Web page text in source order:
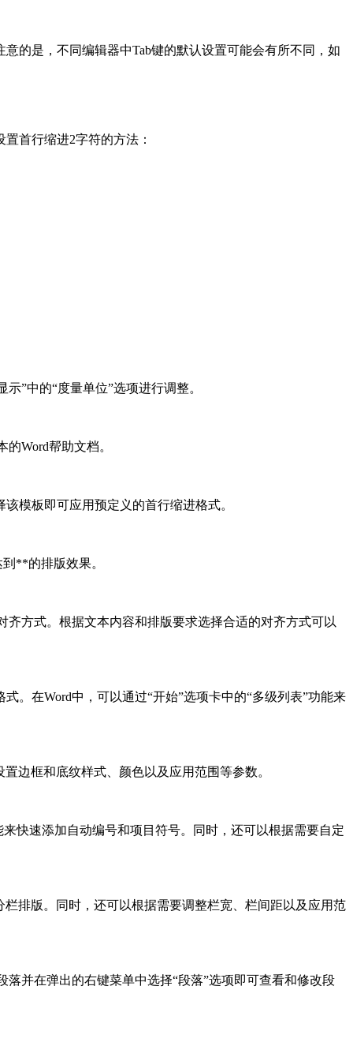
的是，不同编辑器中Tab键的默认设置可能会有所不同，如
首行缩进2字符的方法：
”中的“度量单位”选项进行调整。
Word帮助文档。
模板即可应用预定义的首行缩进格式。
**的排版效果。
方式。根据文本内容和排版要求选择合适的对齐方式可以
。在Word中，可以通过“开始”选项卡中的“多级列表”功能来
边框和底纹样式、颜色以及应用范围等参数。
快速添加自动编号和项目符号。同时，还可以根据需要自定
排版。同时，还可以根据需要调整栏宽、栏间距以及应用范
并在弹出的右键菜单中选择“段落”选项即可查看和修改段